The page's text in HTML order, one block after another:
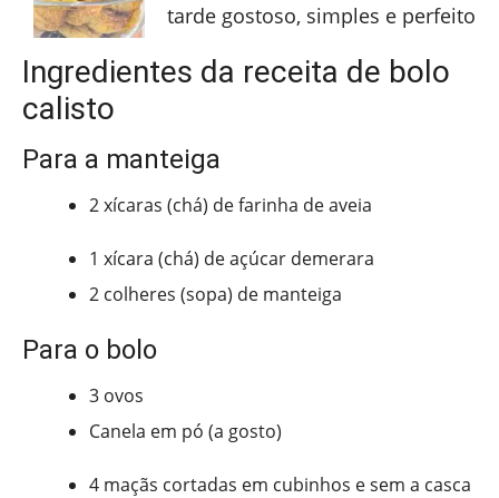
tarde gostoso, simples e perfeito
Ingredientes da receita de bolo
calisto
Para a manteiga
2 xícaras (chá) de farinha de aveia
1 xícara (chá) de açúcar demerara
2 colheres (sopa) de manteiga
Para o bolo
3 ovos
Canela em pó (a gosto)
4 maçãs cortadas em cubinhos e sem a casca